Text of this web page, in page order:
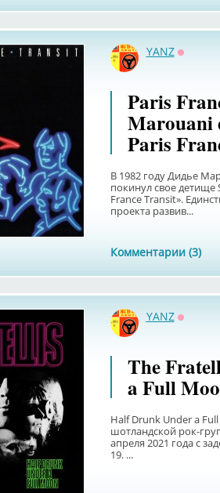
YANZ
Paris
Marouani
Paris
В 1982 году Дидье
покинул свое детище
France Transit».
проекта развив...
Комментарии (3)
YANZ
The
a Full
Half Drunk Under a
шотландской рок-
апреля 2021 года с
19. ...